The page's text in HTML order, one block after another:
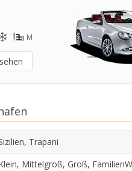
M
Trapani
Mittelgroß, Groß,